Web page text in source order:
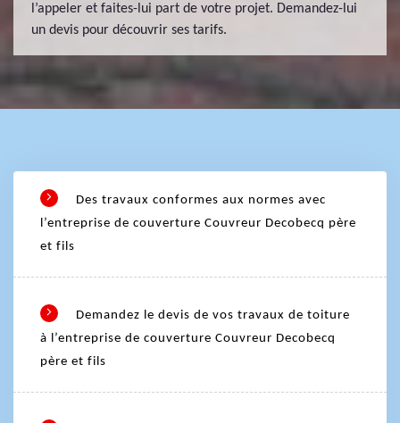
l’appeler et faites-lui part de votre projet. Demandez-lui
un devis pour découvrir ses tarifs.
Des travaux conformes aux normes avec
l’entreprise de couverture Couvreur Decobecq père
et fils
Demandez le devis de vos travaux de toiture
à l’entreprise de couverture Couvreur Decobecq
père et fils